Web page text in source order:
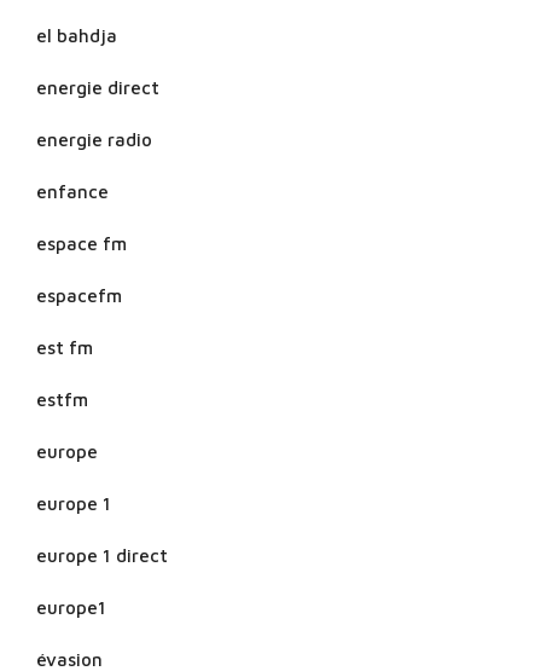
el bahdja
energie direct
energie radio
enfance
espace fm
espacefm
est fm
estfm
europe
europe 1
europe 1 direct
europe1
évasion